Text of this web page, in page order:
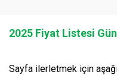
2025 Fiyat Listesi
Sayfa ilerletmek için